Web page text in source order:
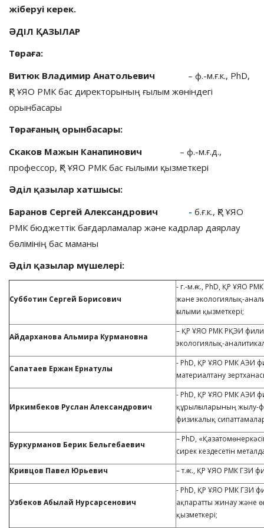
жіберуі керек.
ӘДІЛ ҚАЗЫЛАР
Төраға:
Витюк Владимир Анатольевич – ф.-м.ғ.к., PhD,
ҚР ҰЯО РМК бас директорының ғылым жөніндегі
орынбасары
Төрағаның орынбасары:
Скаков Мажын Канапинович – ф.-м.ғ.д.,
профессор, ҚР ҰЯО РМК бас ғылыми қызметкері
Әділ қазылар хатшысы:
Баранов Сергей Александрович - б.ғ.к., ҚР ҰЯО
РМК бюджеттік бағдарламалар және кадрлар даярлау
бөлімінің бас маманы
Әділ қазылар мүшелері:
Субботин Сергей Борисович
- г.-м.ғ.к., PhD, ҚР ҰЯО
және экологиялық-
ғылыми қызметкері;
Айдарханова Альмира Курмановна
– ҚР ҰЯО РМК РҚЭИ
экологиялық-
Сапатаев Ержан Ернатулы
- PhD, ҚР ҰЯО РМК АЭИ
материалтану
Иркимбеков Руслан Александрович
- PhD, ҚР ҰЯО РМК АЭИ
құрылғыларының жылу-
физикалық
Буркурманов Берик Бельгебаевич
– PhD,
сирек кездесетін
Кривцов Павел Юрьевич
– т.ғ.к., ҚР ҰЯО РМК ГЗИ
Узбеков Абылай Нурсарсенович
- PhD, ҚР ҰЯО РМК ГЗИ
ақпаратты жинау және
қызметкері;